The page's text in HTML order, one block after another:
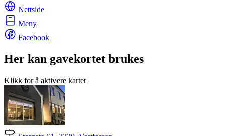
Nettside
Meny
Facebook
Her kan gavekortet brukes
Klikk for å aktivere kartet